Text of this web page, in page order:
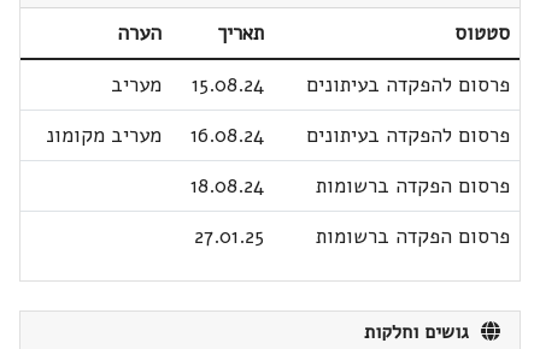
סטטוס תאריך
הערה
פרסום להפקדה בעיתונים
15.08.24
מעריב
פרסום להפקדה בעיתונים
16.08.24
מעריב מקומונ
פרסום הפקדה ברשומות
18.08.24
פרסום הפקדה ברשומות
27.01.25
גושים וחלקות